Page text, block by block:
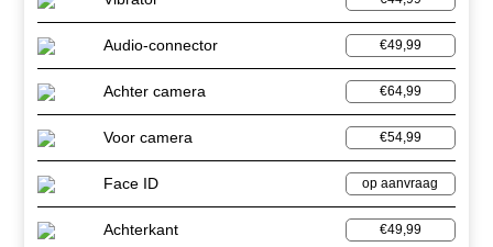
Audio-connector €49,99
Achter camera €64,99
Voor camera €54,99
Face ID op aanvraag
Achterkant €49,99